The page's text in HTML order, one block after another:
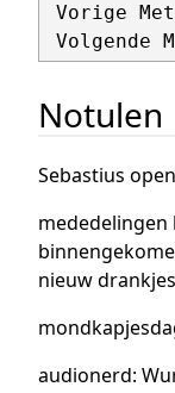
Vorige
Volgende
Notulen
Sebastius
nieuw
audionerd: